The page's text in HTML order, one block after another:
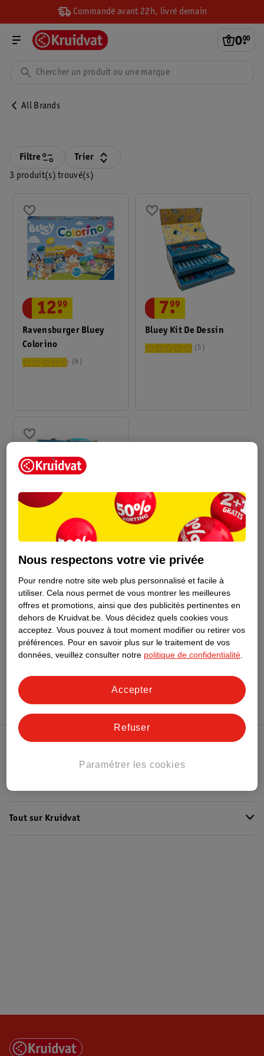
Commandé avant 22h, livré demain
0.
00
All Brands
3 produit(s) trouvé(s)
Filtre Trier
Ravensburger Bluey
Colorino
12.
99
6
Bluey Kit De Dessin
7.
99
5
Bluey Mallette
99
1
Tout sur Kruidvat
Nous respectons votre vie privée
Pour rendre notre site web plus personnalisé et facile à
utiliser. Cela nous permet de vous montrer les meilleures
offres et promotions, ainsi que des publicités pertinentes en
dehors de Kruidvat.be. Vous décidez quels cookies vous
acceptez. Vous pouvez à tout moment modifier ou retirer vos
préférences. Pour en savoir plus sur le traitement de vos
données, veuillez consulter notre politique de confidentialité
Paramétrer les cookies
Refuser
Accepter